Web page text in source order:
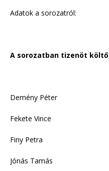
Adatok a sorozatról:
A sorozatban tizenöt
Demény Péter
Fekete Vince
Finy Petra
Jónás Tamás